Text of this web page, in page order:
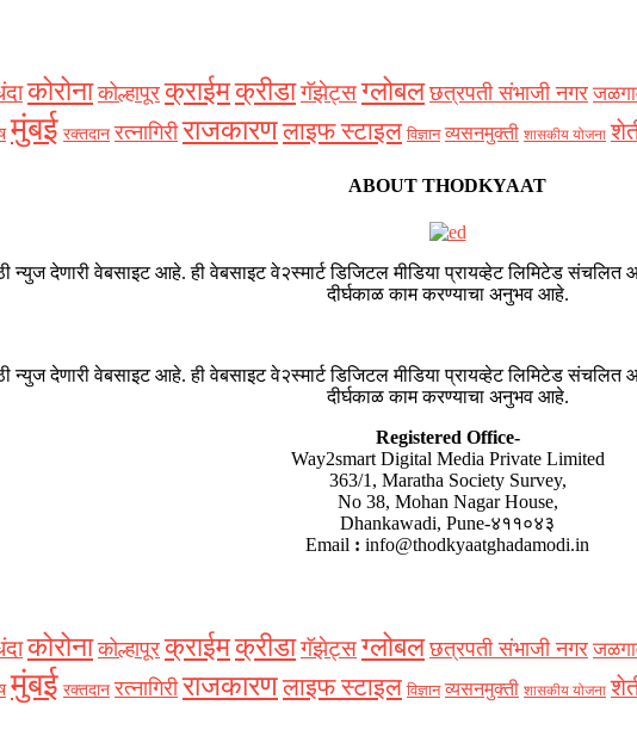
कोरोना कोल्हापूर क्राईमक्रीडागॅझेट्सग्लोबल छत्रपती संभाजी नगर
मुंबई रक्‍तदान रत्नागिरी राजकारणलाइफ स्टाइल विज्ञान व्यसनमुक्ती शासकीय योजना
ABOUT THODKYAAT
न्युज देणारी वेबसाइट आहे. ही वेबसाइट वे२स्मार्ट डिजिटल मीडिया प्रायव्हेट लिमिटेड
दीर्घकाळ काम करण्याचा अनुभव आहे.
न्युज देणारी वेबसाइट आहे. ही वेबसाइट वे२स्मार्ट डिजिटल मीडिया प्रायव्हेट लिमिटेड
दीर्घकाळ काम करण्याचा अनुभव आहे.
Registered Office-
Way2smart Digital Media Private Limited
363/1, Maratha Society Survey,
No 38, Mohan Nagar House,
Dhankawadi, Pune-४११०४३
Email : info@thodkyaatghadamodi.in
कोरोना कोल्हापूर क्राईमक्रीडागॅझेट्सग्लोबल छत्रपती संभाजी नगर
मुंबई रक्‍तदान रत्नागिरी राजकारणलाइफ स्टाइल विज्ञान व्यसनमुक्ती शासकीय योजना